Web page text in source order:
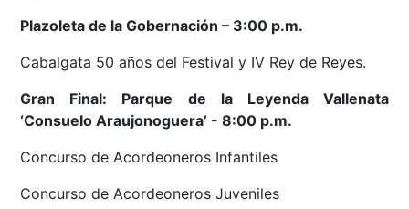
Plazoleta de la Gobernación – 3:00 p.m.
Cabalgata 50 años del Festival y IV Rey de Reyes.
Gran Final: Parque de la Leyenda Vallenata
‘Consuelo Araujonoguera’ - 8:00 p.m.
Concurso de Acordeoneros Infantiles
Concurso de Acordeoneros Juveniles